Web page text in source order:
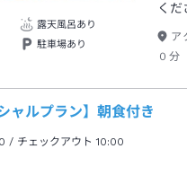
露天風呂あり
駐車場あり
くだ
ア
０分
ャルプラン】朝食付き
/ チェックアウト 10:00